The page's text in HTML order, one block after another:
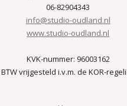
06-82904343
info@studio-oudland.nl
www.studio-oudland.nl
KVK-nummer: 96003162
BTW vrijgesteld i.v.m. de KOR-